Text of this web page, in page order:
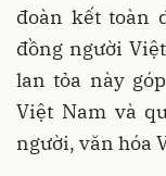
đoàn kết toàn
đồng người
lan tỏa này
Việt Nam và
người, văn hóa